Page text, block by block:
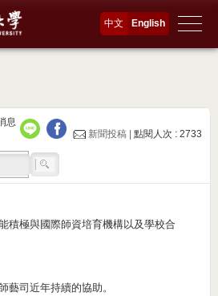
English
中文
息
新聞投稿 |點閱人次 : 2733
積極與國際師資培育機構以及學校合
藝司近年持續的協助。